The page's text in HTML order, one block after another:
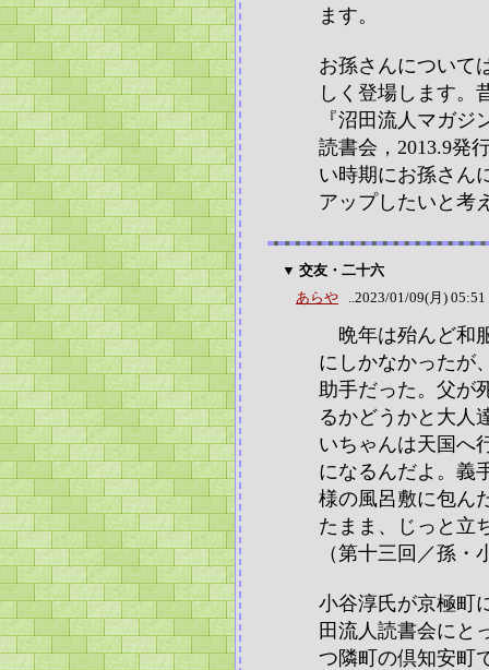
ます。
お孫さんについて
しく登場します。
『沼田流人マガ
読書会，2013.9発
い時期にお孫さん
アップしたいと考
▼ 交友・二十六
あらや ..2023/01/09(月)
晩年は殆んど和
にしかなかったが
助手だった。父が
るかどうかと大人
いちゃんは天国へ
になるんだよ。義
様の風呂敷に包ん
たまま、じっと立
（第十三回／孫・
小谷淳氏が京極町
田流人読書会にと
つ隣町の倶知安町